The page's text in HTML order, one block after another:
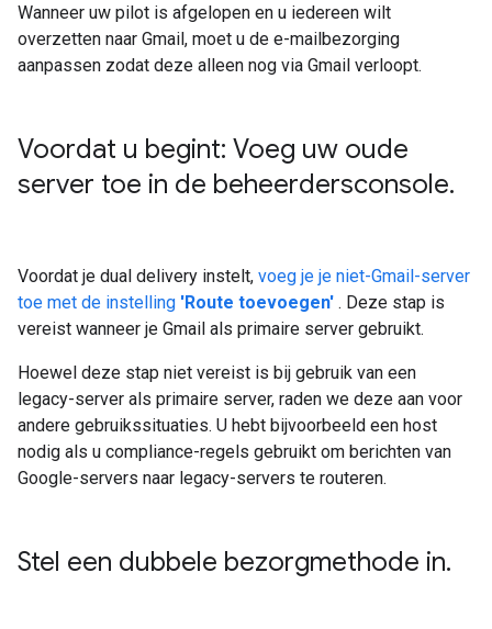
Wanneer uw pilot is afgelopen en u iedereen wilt
overzetten naar Gmail, moet u de e-mailbezorging
aanpassen zodat deze alleen nog via Gmail verloopt.
Voordat u begint: Voeg uw oude
server toe in de beheerdersconsole.
Voordat je dual delivery instelt, voeg je je niet-Gmail-server
toe met de instelling 'Route toevoegen' . Deze stap is
vereist wanneer je Gmail als primaire server gebruikt.
Hoewel deze stap niet vereist is bij gebruik van een
legacy-server als primaire server, raden we deze aan voor
andere gebruikssituaties. U hebt bijvoorbeeld een host
nodig als u compliance-regels gebruikt om berichten van
Google-servers naar legacy-servers te routeren.
Stel een dubbele bezorgmethode in.